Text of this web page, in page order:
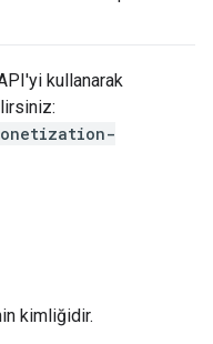
kullanarak
kimliğidir.